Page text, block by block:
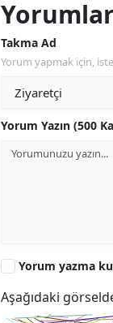
Yorumlar
Takma Ad
Yorum yapmak için,
Yorum Yazın (500
Yorum yazma
Aşağıdaki